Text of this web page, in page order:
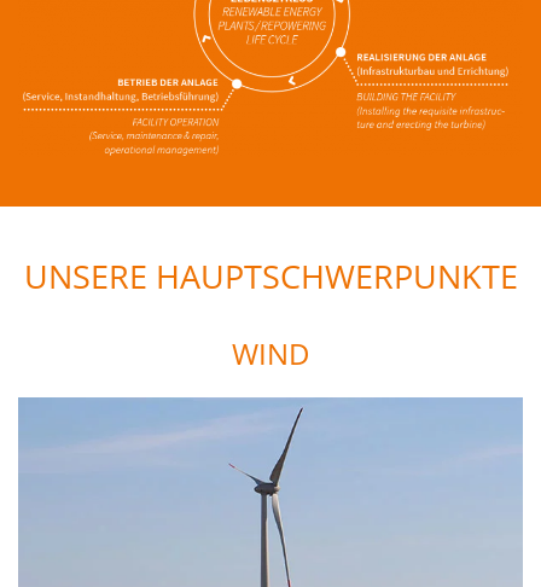
UNSERE HAUPTSCHWERPUNKTE
WIND